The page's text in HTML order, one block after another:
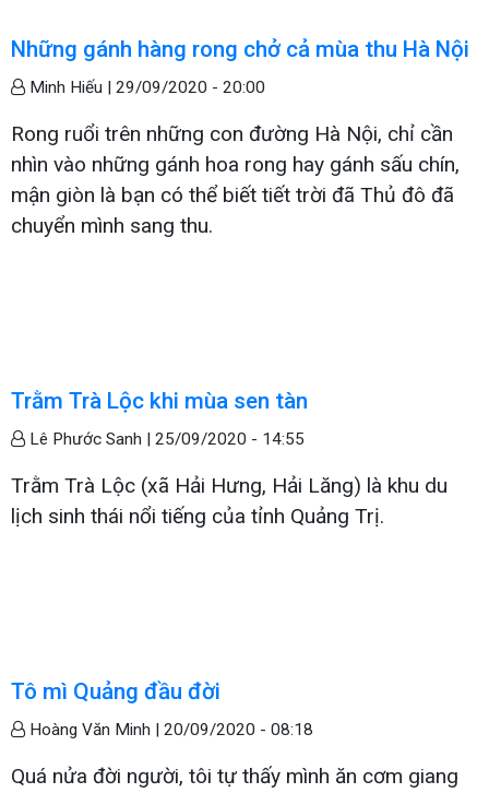
Những gánh hàng rong chở cả mùa thu Hà Nội
Minh Hiếu | 29/09/2020 - 20:00
Rong ruổi trên những con đường Hà Nội, chỉ cần
nhìn vào những gánh hoa rong hay gánh sấu chín,
mận giòn là bạn có thể biết tiết trời đã Thủ đô đã
chuyển mình sang thu.
Trằm Trà Lộc khi mùa sen tàn
Lê Phước Sanh | 25/09/2020 - 14:55
Trằm Trà Lộc (xã Hải Hưng, Hải Lăng) là khu du
lịch sinh thái nổi tiếng của tỉnh Quảng Trị.
Tô mì Quảng đầu đời
Hoàng Văn Minh | 20/09/2020 - 08:18
Quá nửa đời người, tôi tự thấy mình ăn cơm giang